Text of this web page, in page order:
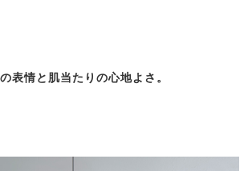
表情と肌当たりの心地よさ。